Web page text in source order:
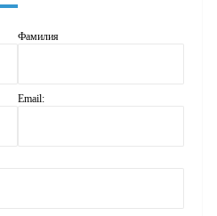
Фамилия
Email: